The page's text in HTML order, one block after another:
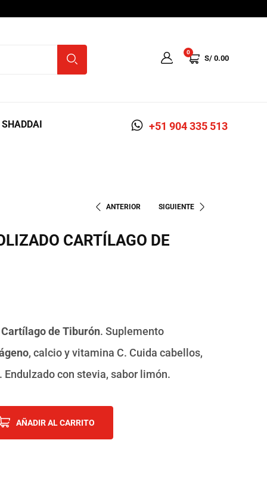
0
S/ 0.00
+51 904 335 513
ANTERIOR SIGUIENTE
CARTÍLAGO DE
Cartílago de Tiburón. Suplemento
, calcio y vitamina C. Cuida cabellos,
con stevia, sabor limón.
AÑADIR AL CARRITO